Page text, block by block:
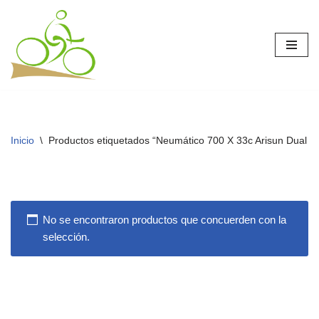
Saltar
al
contenido
Inicio \ Productos etiquetados “Neumático 700 X 33c Arisun Dual
No se encontraron productos que concuerden con la
selección.